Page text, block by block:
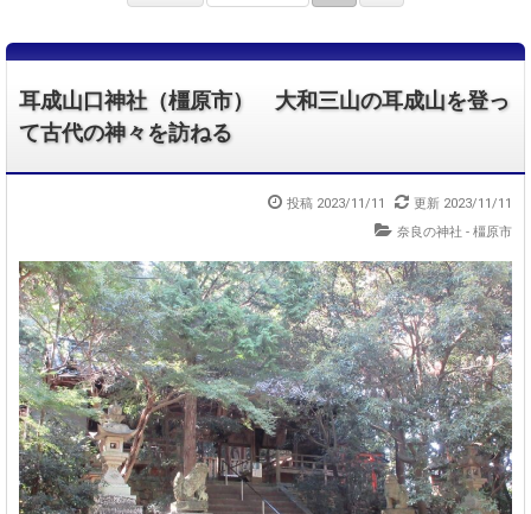
耳成山口神社（橿原市） 大和三山の耳成山を登っ
て古代の神々を訪ねる
投稿 2023/11/11
更新 2023/11/11
奈良の神社 - 橿原市